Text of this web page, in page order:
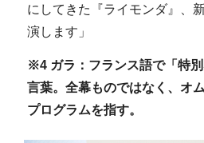
にしてきた『ライモンダ』、
演します」
※4 ガラ：フランス語で「特
言葉。全幕ものではなく、オ
プログラムを指す。